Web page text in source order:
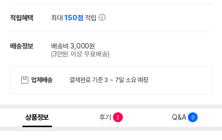
적립혜택 최대150점 적립
배송정보
배송비 3,000원
(3만원 이상 무료배송)
업체배송 결제완료 기준 3 ~ 7일 소요 예정
상품정보 후기 2 Q&A 0